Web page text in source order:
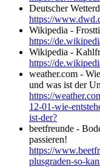
Deutscher
https://
Wikipedia -
https://
Wikipedia -
https://
weather.com -
und was ist der
https://
12-01-wie-
ist-der?
beetfreunde -
passieren!
https://
plusgraden-so-